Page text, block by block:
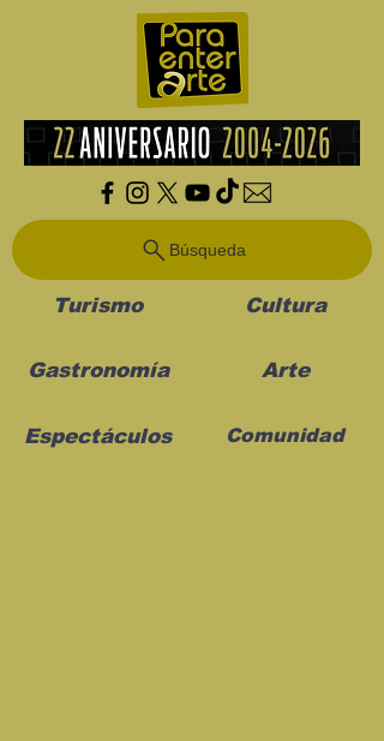
Búsqueda
Turismo Cultura
Gastronomía Arte
Espectáculos Comunidad